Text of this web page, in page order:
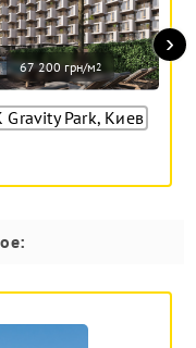
67 200 грн/м2
Park, Киев
›